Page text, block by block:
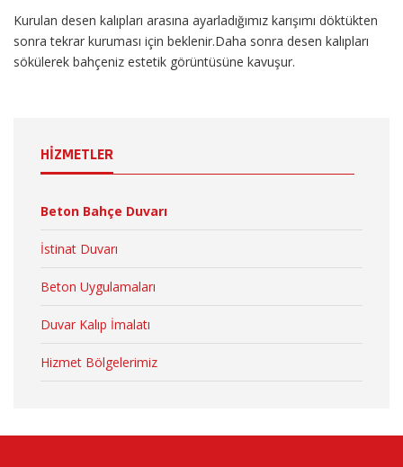
Kurulan desen kalıpları arasına ayarladığımız karışımı döktükten
sonra tekrar kuruması için beklenir.Daha sonra desen kalıpları
sökülerek bahçeniz estetik görüntüsüne kavuşur.
HİZMETLER
Beton Bahçe Duvarı
İstinat Duvarı
Beton Uygulamaları
Duvar Kalıp İmalatı
Hizmet Bölgelerimiz